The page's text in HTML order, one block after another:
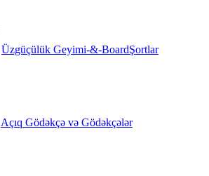
Üzgüçülük Geyimi-&-BoardŞortlar
Açıq Gödəkçə və Gödəkçələr